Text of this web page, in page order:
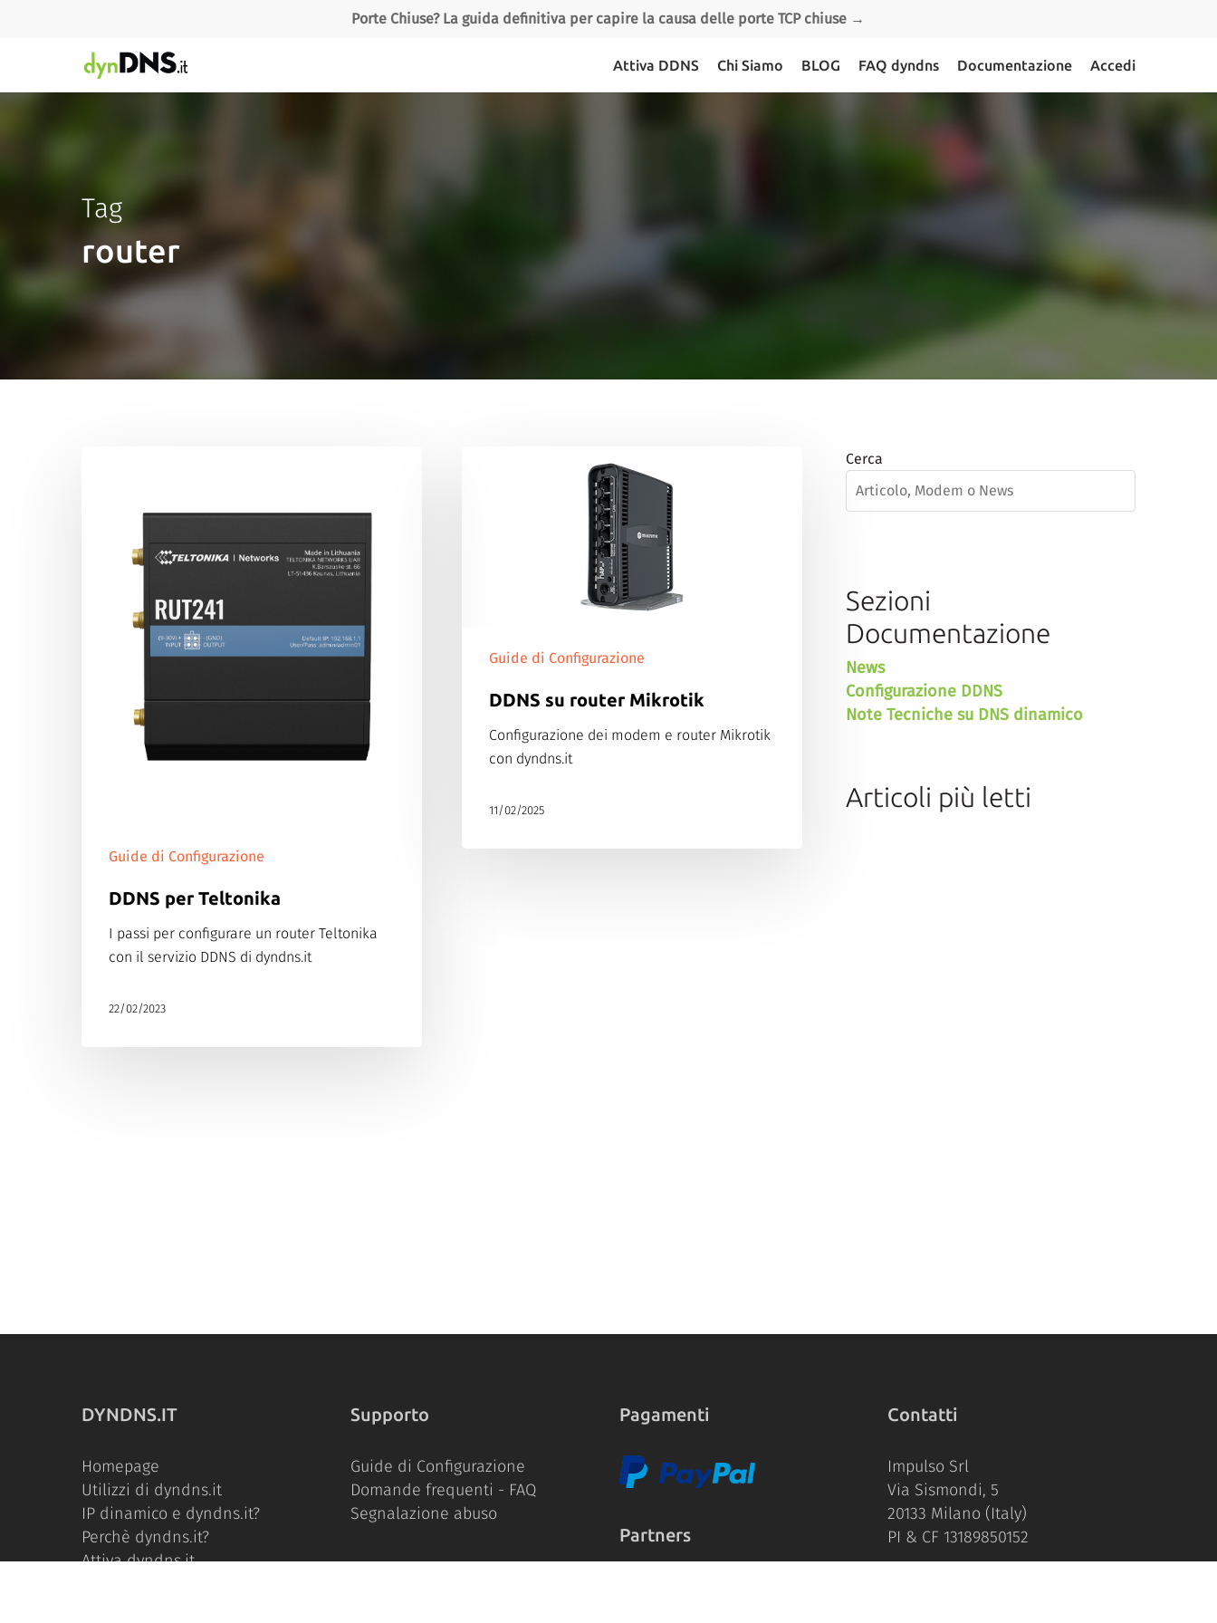
Porte Chiuse? La guida definitiva per capire la causa delle porte TCP chiuse →
Attiva DDNS Chi Siamo BLOG FAQ dyndns Documentazione Accedi
Tag
router
Guide di Configurazione
DDNS per Teltonika
I passi per configurare un router Teltonika
con il servizio DDNS di dyndns.it
22/02/2023
Guide di Configurazione
DDNS su router Mikrotik
Configurazione dei modem e router Mikrotik
con dyndns.it
11/02/2025
Cerca
Sezioni
Documentazione
News
Configurazione DDNS
Note Tecniche su DNS dinamico
Articoli più letti
DYNDNS.IT
Homepage
Utilizzi di dyndns.it
IP dinamico e dyndns.it?
Perchè dyndns.it?
Attiva dyndns.it
Supporto
Guide di Configurazione
Domande frequenti - FAQ
Segnalazione abuso
Pagamenti
Partners
Contatti
Impulso Srl
Via Sismondi, 5
20133 Milano (Italy)
PI & CF 13189850152